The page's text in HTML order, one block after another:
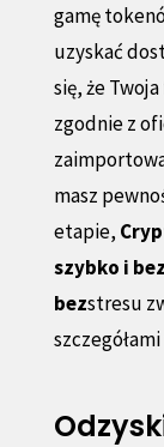
gamę
uzyskać
się, że
zgodnie z
masz
etapie,
szybko i
bezstresu